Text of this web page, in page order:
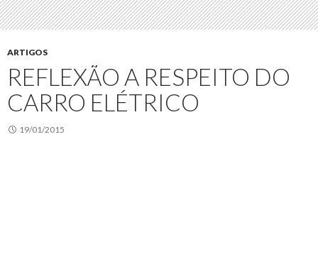
ARTIGOS
REFLEXÃO A RESPEITO DO
CARRO ELÉTRICO
19/01/2015